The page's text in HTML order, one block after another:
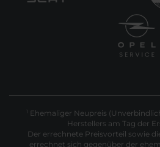
1 Ehemaliger Neupreis
Herstellers am Tag der
Der errechnete Preisvorteil sowie
errechnet sich gegenüber der